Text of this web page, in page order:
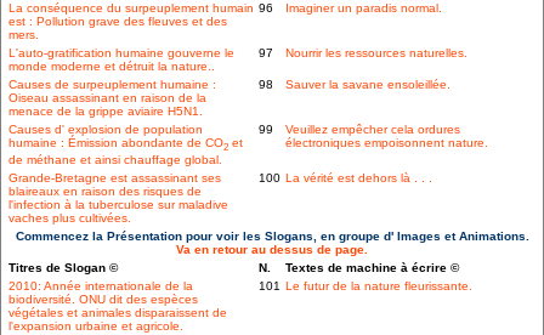
La conséquence du surpeuplement humain
est : Pollution grave des fleuves et des
mers.
96 Imaginer un paradis normal.
L'auto-gratification humaine gouverne le
monde moderne et détruit la nature..
97 Nourrir les ressources naturelles.
Causes de surpeuplement humaine :
Oiseau assassinant en raison de la
menace de la grippe aviaire H5N1.
98 Sauver la savane ensoleillée.
Causes d' explosion de population
humaine : Émission abondante de CO2 et
de méthane et ainsi chauffage global.
99
Veuillez empêcher cela ordures
électroniques empoisonnent nature.
Grande-Bretagne est assassinant ses
blaireaux en raison des risques de
l'infection à la tuberculose sur maladive
vaches plus cultivées.
100 La vérité est dehors là . . .
Commencez la Présentation pour voir les Slogans, en groupe d' Images et Animations.
Va en retour au dessus de page.
Titres de Slogan ©
N.
Textes de machine à écrire ©
2010: Année internationale de la
biodiversité. ONU dit des espèces
végétales et animales disparaissent de
l'expansion urbaine et agricole.
101 Le futur de la nature fleurissante.